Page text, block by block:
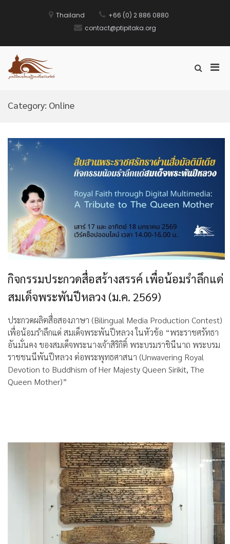
Thailand
+66 (0) 2 886 0880
contact@ptipitaka.org
มูลนิธิพระไตรปิฎกเพื่อประชาชน
Show
Category: Online
กิจกรรมประกวดสื่อสร้างสรรค์ เพื่อน้อมรำลึกแด่
สมเด็จพระพันปีหลวง (ม.ค. 2569)
ประกวดผลิตสื่อสองภาษา (Bilingual Media Production Contest)
เพื่อน้อมรำลึกแด่ สมเด็จพระพันปีหลวง ในหัวข้อ “พระราชศรัทธา
อันมั่นคง ของสมเด็จพระนางเจ้าสิริกิติ์ พระบรมราชินีนาถ พระบรม
ราชชนนีพันปีหลวง ต่อพระพุทธศาสนา (Unwavering Royal
Devotion to Buddhism of Her Majesty Queen Sirikit, The
Queen Mother)”